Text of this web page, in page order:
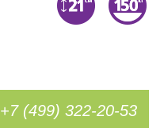
+7 (499) 322-20-53